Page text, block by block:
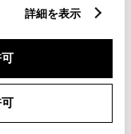
詳細を表示